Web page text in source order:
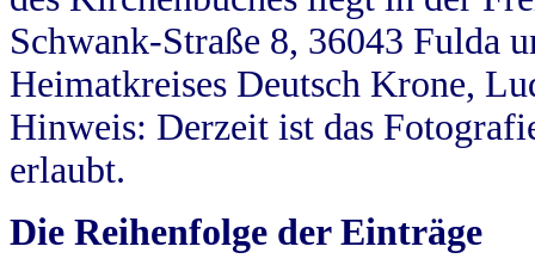
Schwank-Straße 8, 36043 Fulda
Heimatkreises Deutsch Krone,
Hinweis: Derzeit ist das
erlaubt.
Die Reihenfolge der Einträge